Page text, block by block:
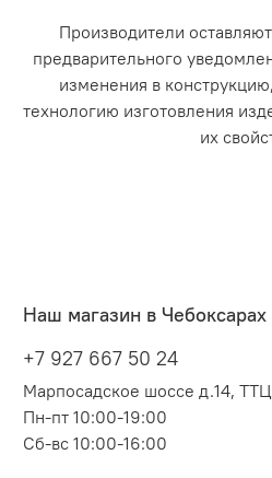
Производители
предварительного
изменения в
технологию изготовления
их
Наш магазин в Чебоксарах
+7 927 667 50 24
Марпосадское шоссе д.14,
Пн-пт 10:00-19:00
Сб-вс 10:00-16:00